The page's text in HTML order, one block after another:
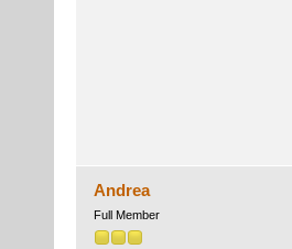
Andrea
Full Member